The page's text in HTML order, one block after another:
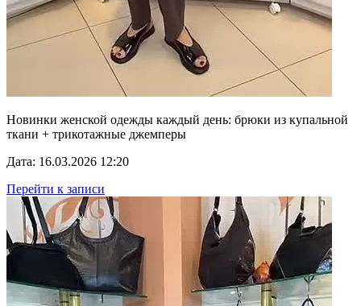
Новинки женской одежды каждый день: брюки из купальной
ткани + трикотажные джемперы
Дата: 16.03.2026 12:20
Перейти к записи